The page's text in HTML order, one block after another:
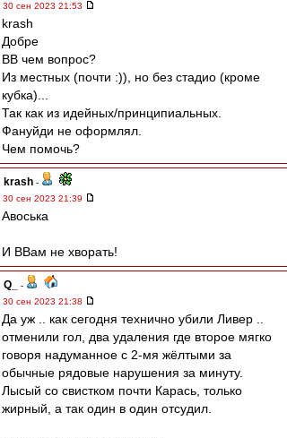
30 сен 2023 21:53
krash
Добре
ВВ чем вопрос?
Из местных (почти :)), но без стадио (кроме
кубка)...
Так как из идейных/принципиальных.
Фануйди не оформлял.
Чем помочь?
krash -
30 сен 2023 21:39
Авоська
И ВВам не хворать!
Q_
-
30 сен 2023 21:38
Да уж .. как сегодня технично убили Ливер ..
отменили гол, два удаления где второе мягко
говоря надуманное с 2-мя жёлтыми за
обычные рядовые нарушения за минуту.
Лысый со свистком почти Карась, только
жирный, а так один в один отсудил.